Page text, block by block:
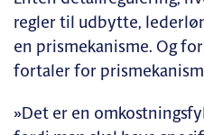
regler til udbytte,
en prismekanisme. Og
fortaler for
»Det er en